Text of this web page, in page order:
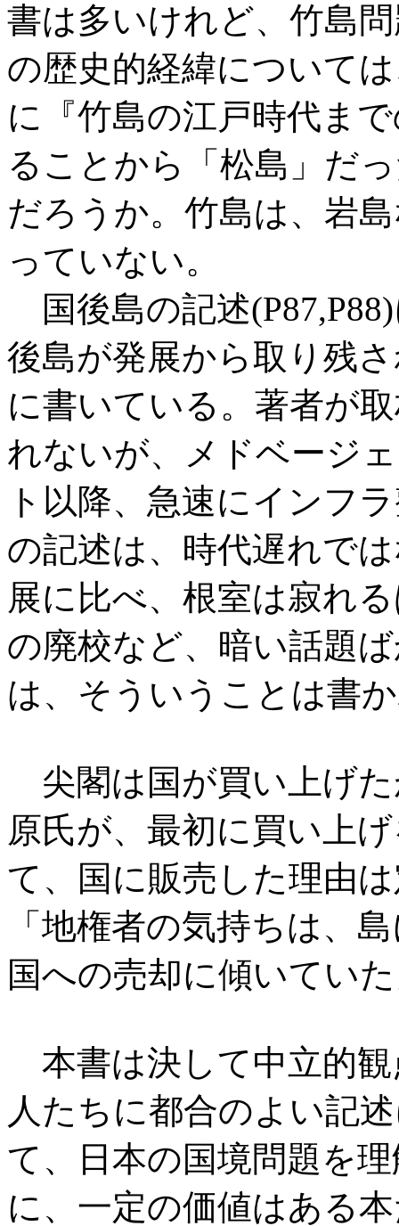
書は多いけれど、竹島
の歴史的経緯について
に『竹島の江戸時代ま
ることから「松島」だ
だろうか。竹島は、岩
っていない。
国後島の記述
後島が発展から取り残
に書いている。著者が
れないが、メドベージ
ト以降、急速にインフ
の記述は、時代遅れで
展に比べ、根室は寂れ
の廃校など、暗い話題
は、そういうことは書
尖閣は国が買い上げ
原氏が、最初に買い上
て、国に販売した理由
「地権者の気持ちは、
国への売却に傾いてい
本書は決して中立的
人たちに都合のよい記
て、日本の国境問題を
に、一定の価値はある